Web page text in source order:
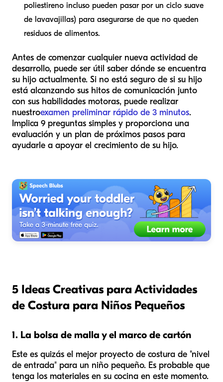
poliestireno incluso pueden pasar por un ciclo suave
de lavavajillas) para asegurarse de que no queden
residuos de alimentos.
Antes de comenzar cualquier nueva actividad de
desarrollo, puede ser útil saber dónde se encuentra
su hijo actualmente. Si no está seguro de si su hijo
está alcanzando sus hitos de comunicación junto
con sus habilidades motoras, puede realizar
nuestroexamen preliminar rápido de 3 minutos.
Implica 9 preguntas simples y proporciona una
evaluación y un plan de próximos pasos para
ayudarle a apoyar el crecimiento de su hijo.
5 Ideas Creativas para Actividades
de Costura para Niños Pequeños
1. La bolsa de malla y el marco de cartón
Este es quizás el mejor proyecto de costura de "nivel
de entrada" para un niño pequeño. Es probable que
tenga los materiales en su cocina en este momento.